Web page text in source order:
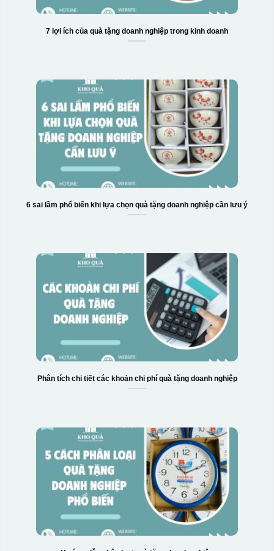
7 lợi ích của quà tặng doanh nghiệp trong kinh doanh
6 sai lầm phổ biến khi lựa chọn quà tặng doanh nghiệp cần lưu ý
Phân tích chi tiết các khoản chi phí quà tặng doanh nghiệp